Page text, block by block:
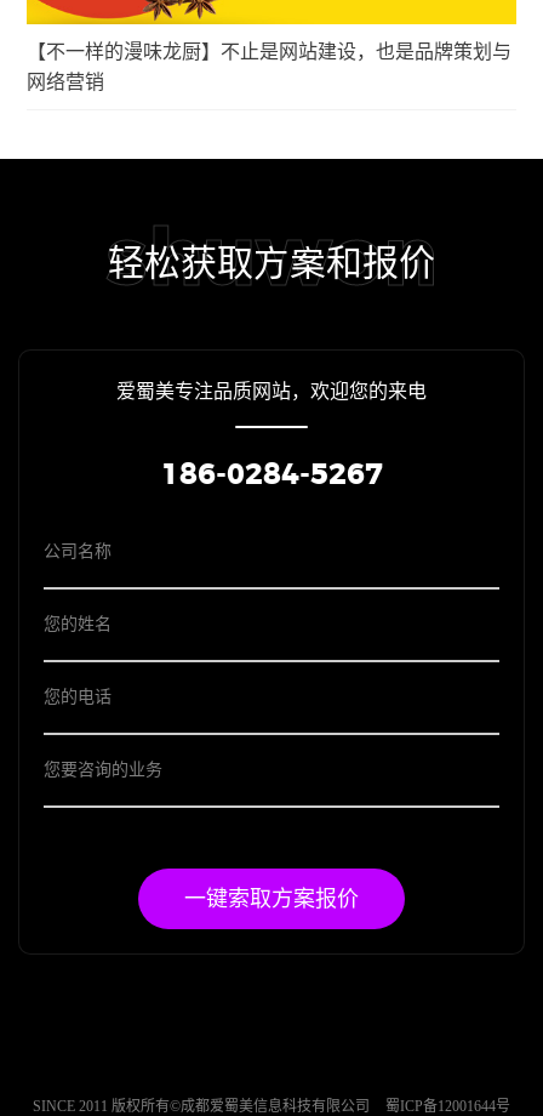
【不一样的漫味龙厨】不止是网站建设，也是品牌策划与
网络营销
shuwon
轻松获取方案和报价
爱蜀美专注品质网站，欢迎您的来电
186-0284-5267
一键索取方案报价
SINCE 2011 版权所有©成都爱蜀美信息科技有限公司 蜀ICP备12001644号